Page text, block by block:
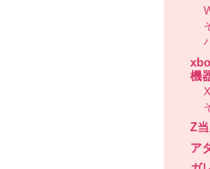
機
Z
ア